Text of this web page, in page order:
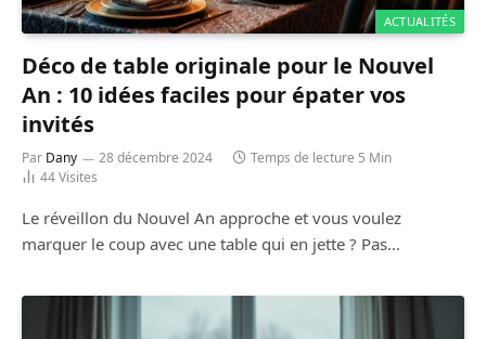
ACTUALITÉS
Déco de table originale pour le Nouvel
An : 10 idées faciles pour épater vos
invités
Par Dany 28 décembre 2024
Temps de lecture 5 Min
44Visites
Le réveillon du Nouvel An approche et vous voulez
marquer le coup avec une table qui en jette ? Pas…